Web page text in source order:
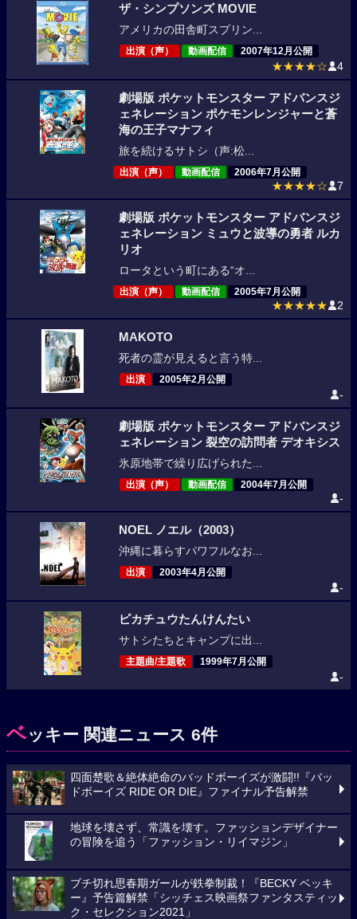
ザ・シンプソンズ MOVIE
アメリカの田舎町スプリン...
出演（声） 動画配信 2007年12月公開
★★★★☆ 4
劇場版 ポケットモンスター アドバンスジ
ェネレーション ポケモンレンジャーと蒼
海の王子マナフィ
旅を続けるサトシ（声:松...
出演（声） 動画配信 2006年7月公開
★★★★☆ 7
劇場版 ポケットモンスター アドバンスジ
ェネレーション ミュウと波導の勇者 ルカ
リオ
ロータという町にある“オ...
出演（声） 動画配信 2005年7月公開
★★★★★ 2
MAKOTO
死者の霊が見えると言う特...
出演 2005年2月公開
-
劇場版 ポケットモンスター アドバンスジ
ェネレーション 裂空の訪問者 デオキシス
氷原地帯で繰り広げられた...
出演（声） 動画配信 2004年7月公開
-
NOEL ノエル（2003）
沖縄に暮らすパワフルなお...
出演 2003年4月公開
-
ピカチュウたんけんたい
サトシたちとキャンプに出...
主題曲/主題歌 1999年7月公開
-
ベッキー 関連ニュース 6件
四面楚歌＆絶体絶命のバッドボーイズが激闘!!『バッ
ドボーイズ RIDE OR DIE』ファイナル予告解禁
地球を壊さず、常識を壊す。ファッションデザイナー
の冒険を追う「ファッション・リイマジン」
ブチ切れ思春期ガールが鉄拳制裁！『BECKY ベッキ
ー』予告篇解禁「シッチェス映画祭ファンタスティッ
ク・セレクション2021」